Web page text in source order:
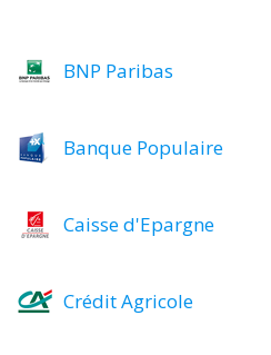
BNP Paribas
Banque Populaire
Caisse d'Epargne
Crédit Agricole